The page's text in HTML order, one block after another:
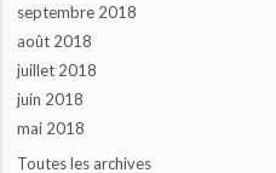
septembre 2018
août 2018
juillet 2018
juin 2018
mai 2018
Toutes les archives